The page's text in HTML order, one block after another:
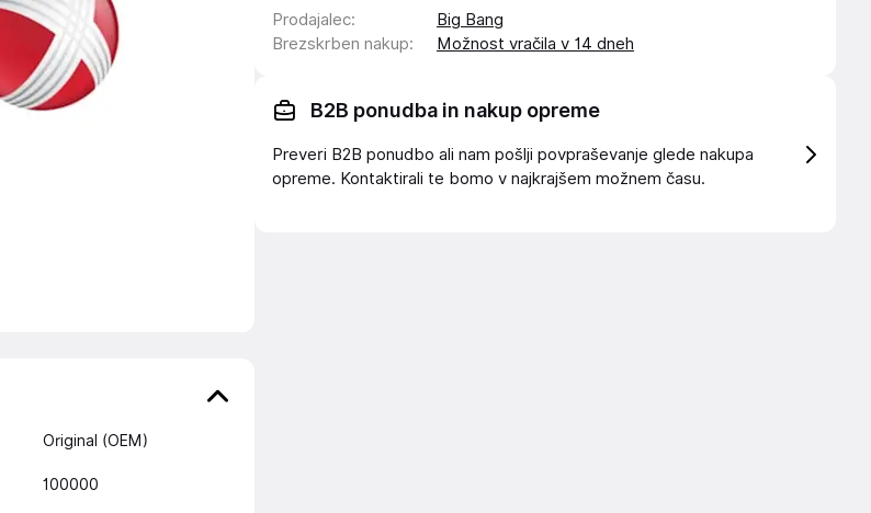
Original (OEM)
100000
Prodajalec:
Big Bang
Brezskrben nakup: Možnost vračila v 14 dneh
B2B ponudba in nakup opreme
Preveri B2B ponudbo ali nam pošlji povpraševanje glede nakupa
opreme. Kontaktirali te bomo v najkrajšem možnem času.